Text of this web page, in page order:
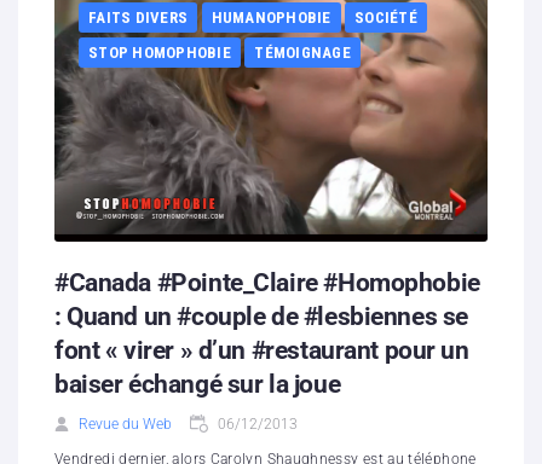
Partenaires
Contacts
Hébergement solidaire
FAITS DIVERS
HUMANOPHOBIE
SOCIÉTÉ
STOP HOMOPHOBIE
TÉMOIGNAGE
#Canada #Pointe_Claire #Homophobie
: Quand un #couple de #lesbiennes se
font « virer » d’un #restaurant pour un
baiser échangé sur la joue
Revue du Web 06/12/2013
Vendredi dernier, alors Carolyn Shaughnessy est au téléphone